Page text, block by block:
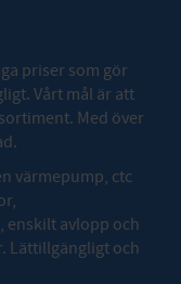
priser som gör
Vårt mål är att
Med över
värmepump, ctc
avlopp och
Lättillgängligt och